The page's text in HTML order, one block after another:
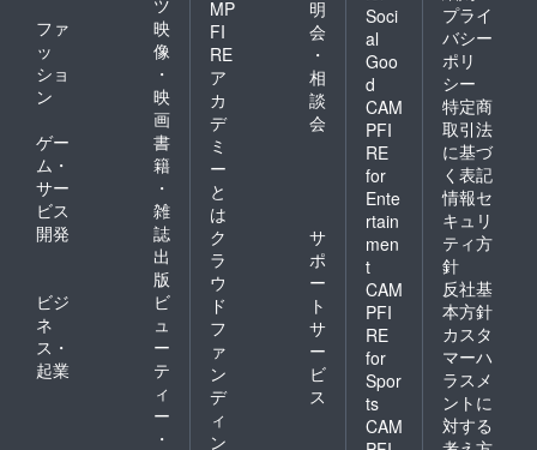
際はご
了承を
お願い
しま
す。
ファ
ッ
ショ
ン
映
像
・
映
画
ゲー
ム・
サー
ビス
開発
書
籍
・
雑
誌
出
版
ビジ
ネ
ス・
起業
ビ
ュ
ー
テ
ィ
ー
・
MP
FI
RE
ア
カ
デ
ミ
ー
と
は
明
会
・
相
談
会
ク
ラ
ウ
ド
フ
ァ
ン
デ
ィ
ン
サ
ポ
ー
ト
サ
ー
ビ
ス
Soci
al
Goo
d
CAM
PFI
RE
for
Ente
rtain
men
t
CAM
PFI
RE
for
Spor
ts
CAM
プライ
バシー
ポリ
シー
特定商
取引法
に基づ
く表記
情報セ
キュリ
ティ方
針
反社基
本方針
カスタ
マーハ
ラスメ
ントに
対する